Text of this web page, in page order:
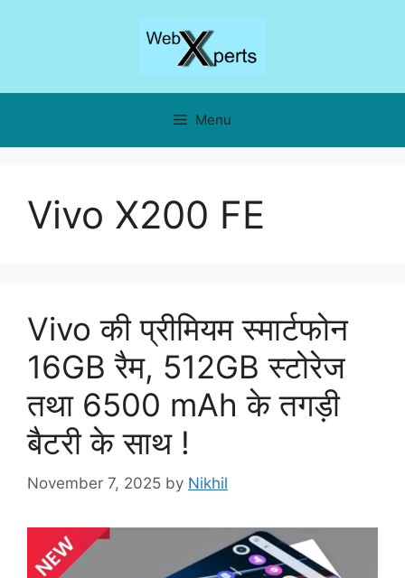
Menu
Vivo X200 FE
Vivo की प्रीमियम स्मार्टफोन
16GB रैम, 512GB स्टोरेज
तथा 6500 mAh के तगड़ी
बैटरी के साथ !
November 7, 2025 by Nikhil